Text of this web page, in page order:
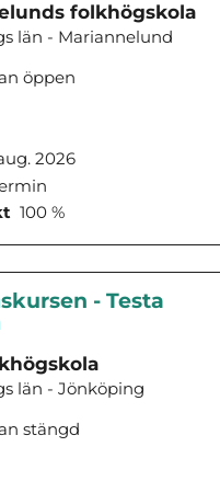
folkhögskola
län - Mariannelund
öppen
2026
100 %
- Testa
län - Jönköping
stängd